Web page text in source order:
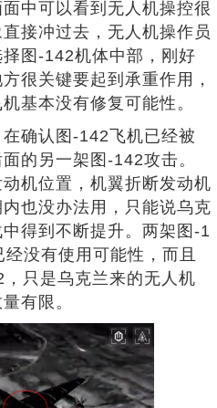
中可以看到无人机操控很
接冲过去，无人机操作员
图-142机体中部，刚好
很关键要起到承重作用，
基本没有修复可能性。
确认图-142飞机已经被
的另一架图-142攻击。
机位置，机翼折断发动机
也没办法用，只能说乌克
得到不断提升。两架图-1
没有使用可能性，而且
只是乌克兰来的无人机
有限。